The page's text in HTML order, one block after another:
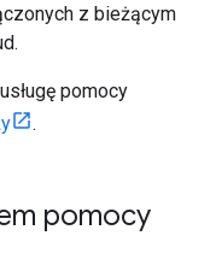
z bieżącym
pomocy
.
pomocy